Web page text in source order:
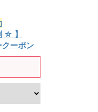
☆ 】
ーポン